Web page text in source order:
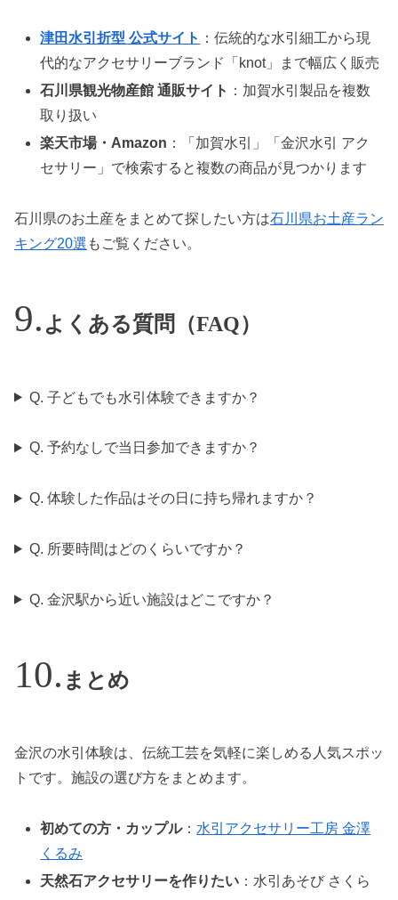
津田水引折型 公式サイト ：伝統的な水引細工から現
代的なアクセサリーブランド「knot」まで幅広く販売
石川県観光物産館 通販サイト ：加賀水引製品を複数
取り扱い
楽天市場・Amazon ：「加賀水引」「金沢水引 アク
セサリー」で検索すると複数の商品が見つかります
石川県のお土産をまとめて探したい方は石川県お土産ラン
キング20選 もご覧ください。
よくある質問（FAQ）
Q. 子どもでも水引体験できますか？
Q. 予約なしで当日参加できますか？
Q. 体験した作品はその日に持ち帰れますか？
Q. 所要時間はどのくらいですか？
Q. 金沢駅から近い施設はどこですか？
まとめ
金沢の水引体験は、伝統工芸を気軽に楽しめる人気スポッ
トです。施設の選び方をまとめます。
初めての方・カップル： 水引アクセサリー工房 金澤
くるみ
天然石アクセサリーを作りたい ：水引あそび さくら